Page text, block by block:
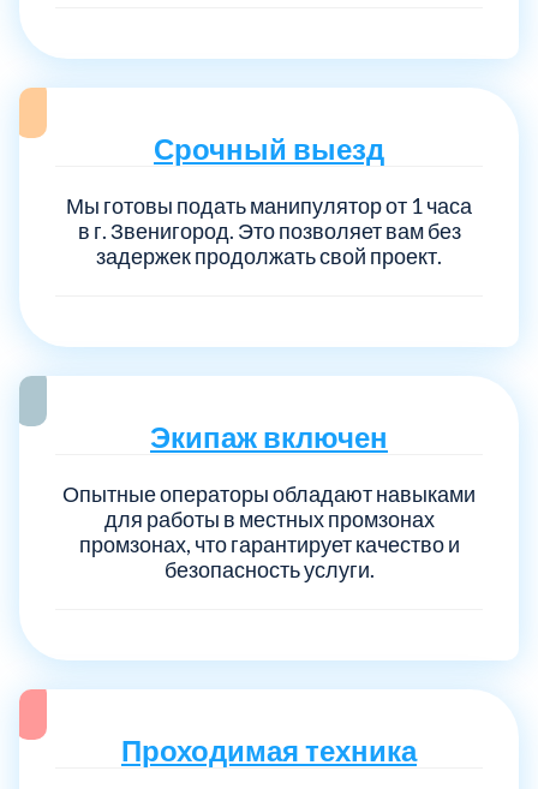
Срочный выезд
Мы готовы подать манипулятор от 1 часа
в г. Звенигород. Это позволяет вам без
задержек продолжать свой проект.
Экипаж включен
Опытные операторы обладают навыками
для работы в местных промзонах
промзонах, что гарантирует качество и
безопасность услуги.
Проходимая техника